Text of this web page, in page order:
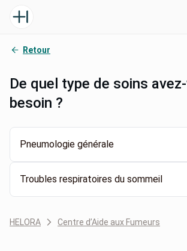
Retour
De quel type de soins
besoin ?
Pneumologie générale
Troubles respiratoires du sommeil
HELORA Centre d’Aide aux Fumeurs